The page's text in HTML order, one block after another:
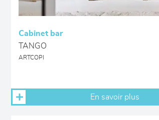
Cabinet bar
TANGO
ARTCOPI
En savoir plus